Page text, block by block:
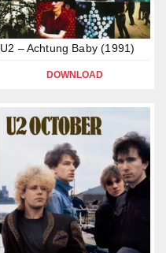
U2 – Achtung Baby (1991)
DOWNLOAD